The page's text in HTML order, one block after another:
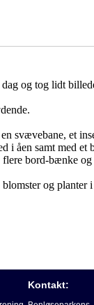
og tog lidt
svævebane, et
i åen samt med
flere bord-bænke
og planter
Kontakt: